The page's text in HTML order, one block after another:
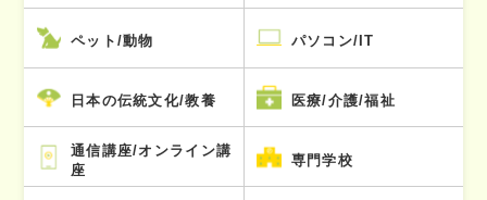
ペット/動物 パソコン/IT
日本の伝統文化/教養 医療/介護/福祉
通信講座/オンライン講
座
専門学校